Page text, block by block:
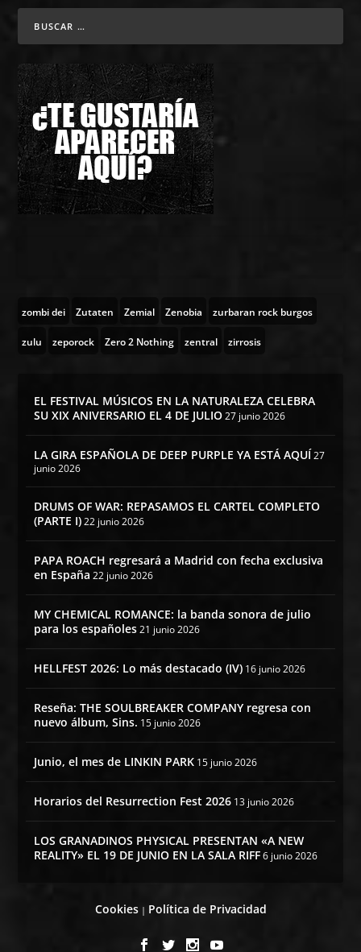
zombi dei Zutaten Zemial Zenobia zurbaran rock burgos
zulu zeporock Zero 2 Nothing zentral zirrosis
EL FESTIVAL MÚSICOS EN LA NATURALEZA CELEBRA
SU XIX ANIVERSARIO EL 4 DE JULIO 27 junio 2026
LA GIRA ESPAÑOLA DE DEEP PURPLE YA ESTÁ AQUÍ 27
junio 2026
DRUMS OF WAR: REPASAMOS EL CARTEL COMPLETO
(PARTE I) 22 junio 2026
PAPA ROACH regresará a Madrid con fecha exclusiva
en España 22 junio 2026
MY CHEMICAL ROMANCE: la banda sonora de julio
para los españoles 21 junio 2026
HELLFEST 2026: Lo más destacado (IV) 16 junio 2026
Reseña: THE SOULBREAKER COMPANY regresa con
nuevo álbum, Sins. 15 junio 2026
Junio, el mes de LINKIN PARK 15 junio 2026
Horarios del Resurrection Fest 2026 13 junio 2026
LOS GRANADINOS PHYSICAL PRESENTAN «A NEW
REALITY» EL 19 DE JUNIO EN LA SALA RIFF 6 junio 2026
Cookies| Política de Privacidad